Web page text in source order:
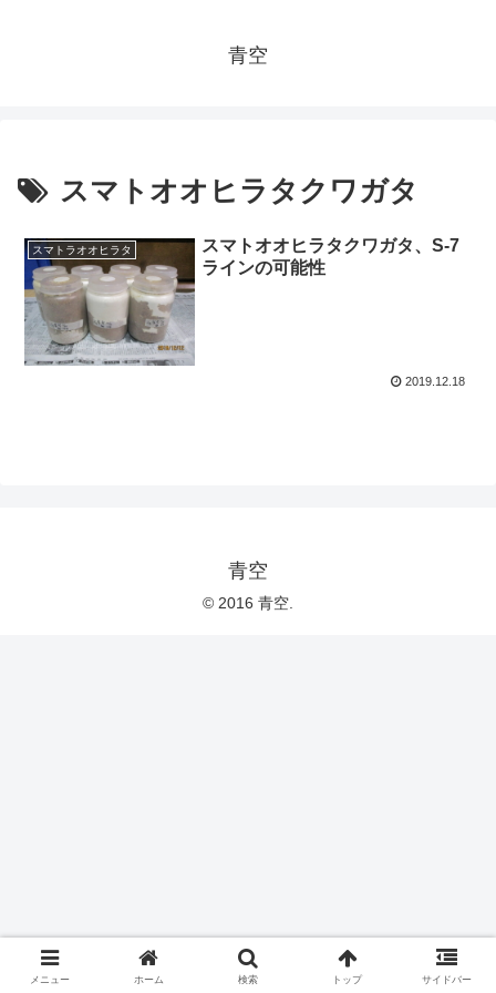
青空
スマトオオヒラタクワガタ
スマトラオオヒラタ
スマトオオヒラタクワガタ、S-7
ラインの可能性
2019.12.18
青空
© 2016 青空.
メニュー ホーム 検索 トップ サイドバー